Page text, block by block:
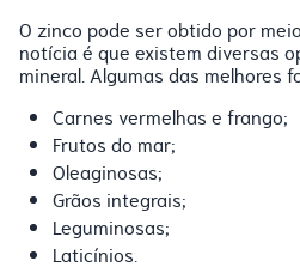
O zinco pode ser obtido por
notícia é que existem diversas
mineral. Algumas das melhores
Carnes vermelhas e frango;
Frutos do mar;
Oleaginosas;
Grãos integrais;
Leguminosas;
Laticínios.